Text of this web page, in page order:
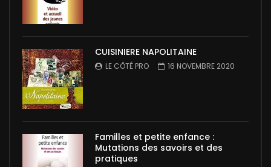
CUISINIERE NAPOLITAINE
LE CÔTÉ PRO 16 NOVEMBRE 2020
Familles et petite enfance :
Mutations des savoirs et des
pratiques